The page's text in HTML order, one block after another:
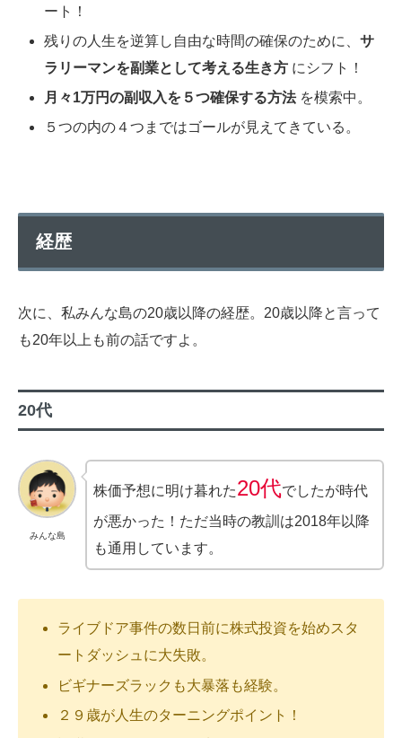
ート！
残りの人生を逆算し自由な時間の確保のために、サ
ラリーマンを副業として考える生き方 にシフト！
月々1万円の副収入を５つ確保する方法を模索中。
５つの内の４つまではゴールが見えてきている。
経歴
次に、私みんな島の20歳以降の経歴。20歳以降と言って
も20年以上も前の話ですよ。
20代
みんな島
株価予想に明け暮れた20代でしたが時代
が悪かった！ただ当時の教訓は2018年以降
も通用しています。
ライブドア事件の数日前に株式投資を始めスタ
ートダッシュに大失敗。
ビギナーズラックも大暴落も経験。
２９歳が人生のターニングポイント！